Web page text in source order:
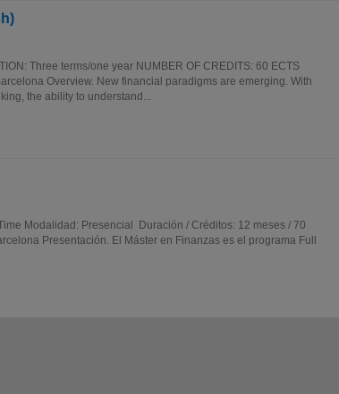
Three terms/one year NUMBER OF CREDITS: 60 ECTS
Overview. New financial paradigms are emerging. With
the ability to understand...
Modalidad: Presencial Duración / Créditos: 12 meses / 70
Presentación. El Máster en Finanzas es el programa Full